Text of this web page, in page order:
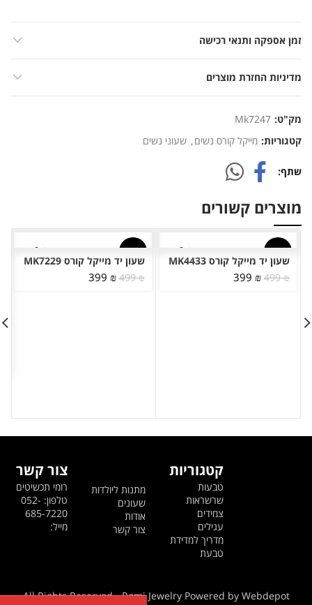
זמן אספקה ותנאי רכישה
מדיניות החזרת מוצרים
מק"ט: Mk7247
קטגוריות: מייקל קורס נשים, שעוני נשים
שתף
מוצרים קשורים
שעון יד מייקל קורס MK4433
499₪
המחיר
399 ₪
המחיר
שעון יד מייקל קורס MK7229
499₪
המחיר
399 ₪
המחיר
צור קשר
רומי תכשיטים
טלפון: 052-
685-7220
מייל:
מתנות ליולדות
שעונים
אודות
צור קשר
קטגוריות
טבעות
שרשראות
צמידים
עגילים
מדריך למדידת
טבעת
All Rights Reserved - Romi Jewelry Powered by Webdepot